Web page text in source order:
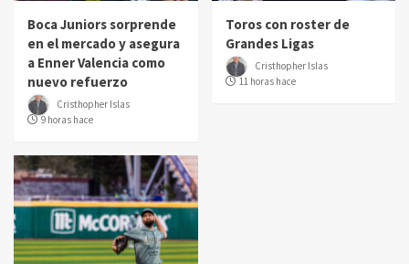
Boca Juniors sorprende
en el mercado y asegura
a Enner Valencia como
nuevo refuerzo
Cristhopher Islas
9 horas hace
Toros con roster de
Grandes Ligas
Cristhopher Islas
11 horas hace